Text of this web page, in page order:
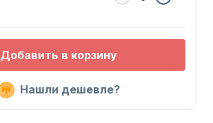
Добавить в корзину
Нашли дешевле?